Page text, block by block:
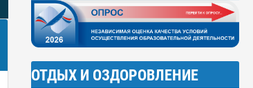
ОТДЫХ И ОЗДОРОВЛЕНИЕ